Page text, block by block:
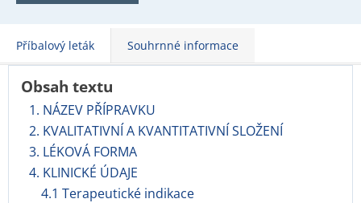
Příbalový leták Souhrnné informace
Obsah textu
1. NÁZEV PŘÍPRAVKU
2. KVALITATIVNÍ A KVANTITATIVNÍ SLOŽENÍ
3. LÉKOVÁ FORMA
4. KLINICKÉ ÚDAJE
4.1 Terapeutické indikace